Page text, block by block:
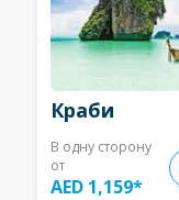
Краби
В одну сторону
от
AED 1,159*